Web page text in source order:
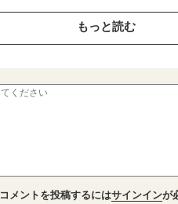
もっと読む
コメントを投稿するにはサインインが